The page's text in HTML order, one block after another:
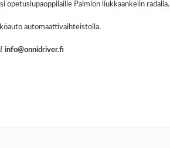
opetuslupaoppilaille Paimion liukkaankelin radalla.
automaattivaihteistolla.
info@onnidriver.fi